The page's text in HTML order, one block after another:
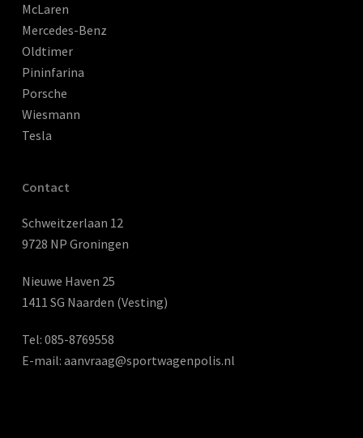
McLaren
Mercedes-Benz
Oldtimer
Pininfarina
Porsche
Wiesmann
Tesla
Contact
Schweitzerlaan 12
9728 NP Groningen
Nieuwe Haven 25
1411 SG Naarden (Vesting)
Tel: 085-8769558
E-mail: aanvraag@sportwagenpolis.nl